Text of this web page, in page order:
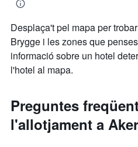
Desplaça't pel mapa per
Brygge i les zones que
informació sobre un hotel
l'hotel al mapa.
Preguntes
l'allotjament a